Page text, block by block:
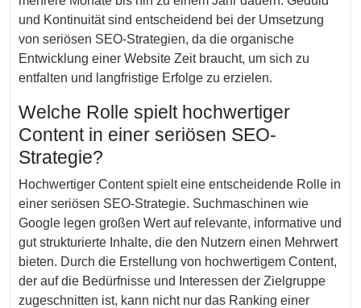
und Kontinuität sind entscheidend bei der Umsetzung
von seriösen SEO-Strategien, da die organische
Entwicklung einer Website Zeit braucht, um sich zu
entfalten und langfristige Erfolge zu erzielen.
Welche Rolle spielt hochwertiger
Content in einer seriösen SEO-
Strategie?
Hochwertiger Content spielt eine entscheidende Rolle in
einer seriösen SEO-Strategie. Suchmaschinen wie
Google legen großen Wert auf relevante, informative und
gut strukturierte Inhalte, die den Nutzern einen Mehrwert
bieten. Durch die Erstellung von hochwertigem Content,
der auf die Bedürfnisse und Interessen der Zielgruppe
zugeschnitten ist, kann nicht nur das Ranking einer